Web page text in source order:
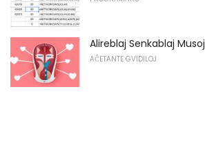
Alireblaj Senkablaj Musoj
AĈETANTE GVIDILOJ